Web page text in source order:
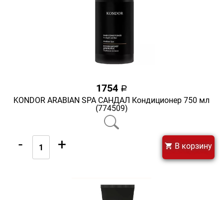
1754 a
KONDOR ARABIAN SPA САНДАЛ Кондиционер 750 мл
(774509)
- + В корзину